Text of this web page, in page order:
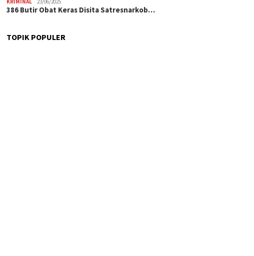
386 Butir Obat Keras Disita Satresnarkob…
TOPIK POPULER